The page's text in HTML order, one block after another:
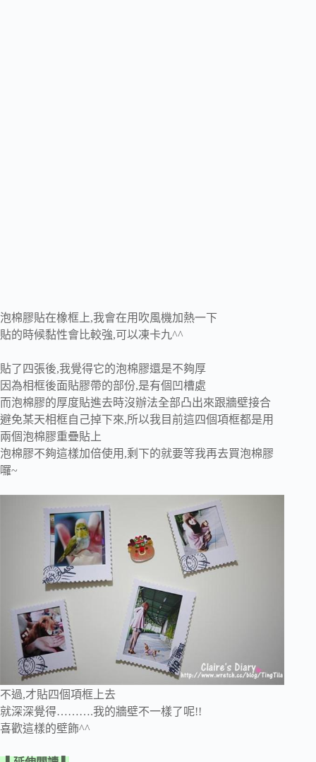
泡棉膠貼在橡框上,我會在用吹風機加熱一下
貼的時候黏性會比較強,可以凍卡九^^
貼了四張後,我覺得它的泡棉膠還是不夠厚
因為相框後面貼膠帶的部份,是有個凹槽處
而泡棉膠的厚度貼進去時沒辦法全部凸出來跟牆壁接合
避免某天相框自己掉下來,所以我目前這四個項框都是用
兩個泡棉膠重疊貼上
泡棉膠不夠這樣加倍使用,剩下的就要等我再去買泡棉膠
囉~
不過,才貼四個項框上去
就深深覺得……….我的牆壁不一樣了呢!!
喜歡這樣的壁飾^^